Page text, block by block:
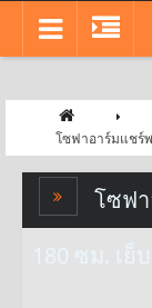
โซฟาอาร์มแชร์
โซฟ
180 ซม. เย็